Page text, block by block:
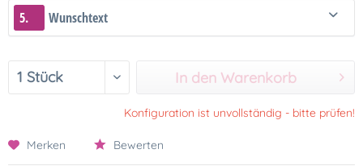
5. Wunschtext
In den Warenkorb
Konfiguration ist unvollständig - bitte prüfen!
Merken Bewerten